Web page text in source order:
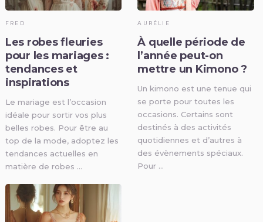
FRED
Les robes fleuries
pour les mariages :
tendances et
inspirations
Le mariage est l’occasion
idéale pour sortir vos plus
belles robes. Pour être au
top de la mode, adoptez les
tendances actuelles en
matière de robes …
AURÉLIE
À quelle période de
l’année peut-on
mettre un Kimono ?
Un kimono est une tenue qui
se porte pour toutes les
occasions. Certains sont
destinés à des activités
quotidiennes et d’autres à
des évènements spéciaux.
Pour …